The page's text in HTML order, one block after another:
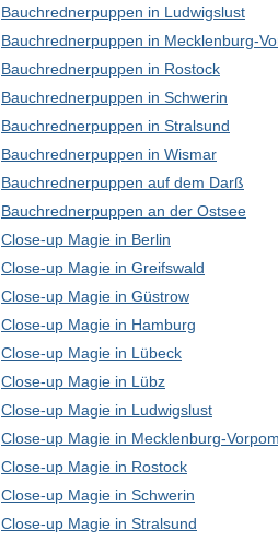
Bauchrednerpuppen in Ludwigslust
Bauchrednerpuppen in Mecklenburg-
Bauchrednerpuppen in Rostock
Bauchrednerpuppen in Schwerin
Bauchrednerpuppen in Stralsund
Bauchrednerpuppen in Wismar
Bauchrednerpuppen auf dem Darß
Bauchrednerpuppen an der Ostsee
Close-up Magie in Berlin
Close-up Magie in Greifswald
Close-up Magie in Güstrow
Close-up Magie in Hamburg
Close-up Magie in Lübeck
Close-up Magie in Lübz
Close-up Magie in Ludwigslust
Close-up Magie in Mecklenburg-
Close-up Magie in Rostock
Close-up Magie in Schwerin
Close-up Magie in Stralsund